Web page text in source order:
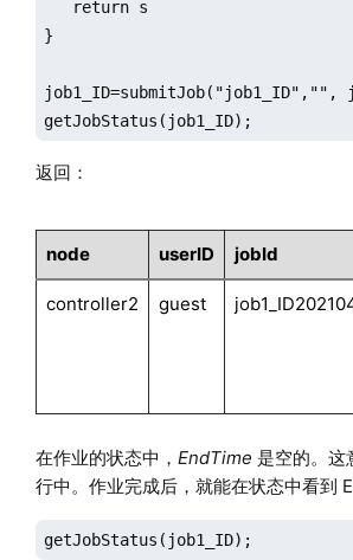
   return s
}
job1_ID=submitJob("job1_ID","",
getJobStatus(job1_ID);
返回：
node userID jobId
controller2 guest
在作业的状态中， EndTime 是空的。这
行中。作业完成后，就能在状态中看到
getJobStatus(job1_ID);